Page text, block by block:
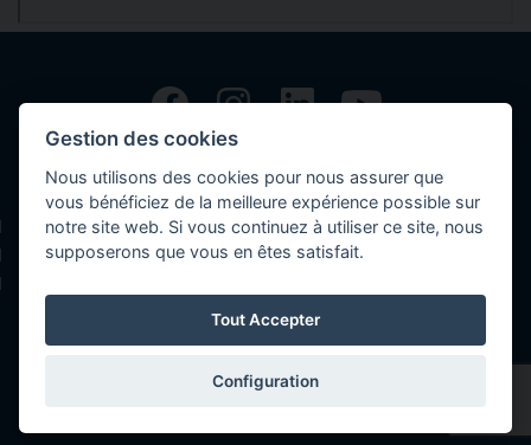
Contact
Déclaration de confidentialités
Politique des cookies
Gestion des cookies
Nous utilisons des cookies pour nous assurer que
vous bénéficiez de la meilleure expérience possible sur
notre site web. Si vous continuez à utiliser ce site, nous
supposerons que vous en êtes satisfait.
Tout Accepter
Configuration